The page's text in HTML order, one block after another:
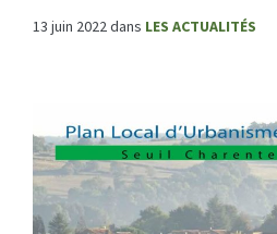
13 juin 2022dans LES ACTUALITÉS